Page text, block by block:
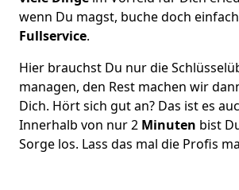
wenn Du magst, buche doch
Fullservice.
Hier brauchst Du nur die
managen, den Rest machen wir
Dich. Hört sich gut an? Das ist es
Innerhalb von nur 2 Minuten bist
Sorge los. Lass das mal die Profis